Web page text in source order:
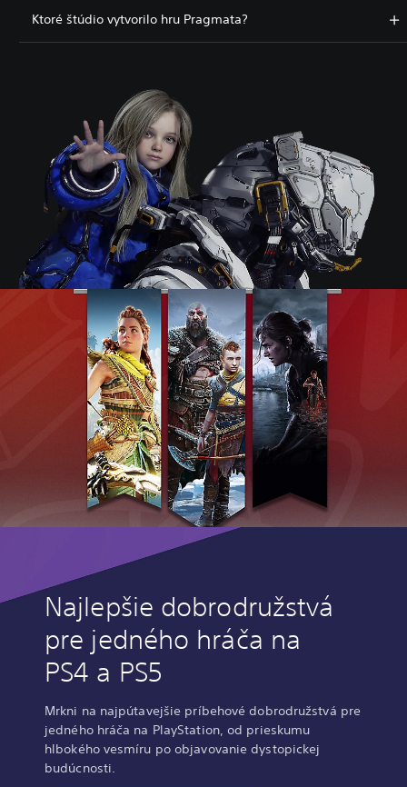
Ktoré štúdio vytvorilo hru Pragmata?
Najlepšie dobrodružstvá
pre jedného hráča na
PS4 a PS5
Mrkni na najpútavejšie príbehové dobrodružstvá pre
jedného hráča na PlayStation, od prieskumu
hlbokého vesmíru po objavovanie dystopickej
budúcnosti.